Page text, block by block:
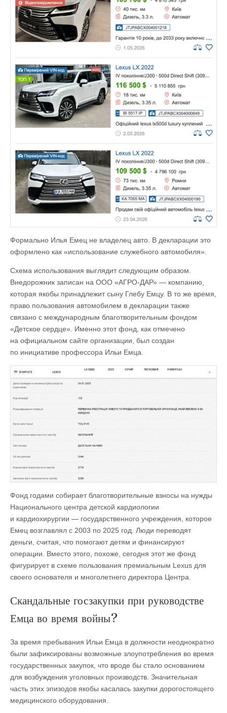
Формально Илья Емец не владелец авто. В декларации это
оформлено как «использование служебного автомобиля».
Схема использования выглядит следующим образом.
Внедорожник записан на ООО «АГРО-ДАР» — компанию,
которая якобы принадлежит сыну Глебу Емцу. В то же время,
право пользования автомобилем в декларации также
связано с международным благотворительным фондом
«Детское сердце». Именно этот фонд, как отмечено
на официальном сайте организации, был создан
по инициативе профессора Ильи Емца.
Фонд годами собирает благотворительные взносы на нужды
Национального центра детской кардиологии
и кардиохирургии — государственного учреждения, которое
Емец возглавлял с 2003 по 2025 год. Люди переводят
деньги, считая, что помогают детям и финансируют
операции. Вместо этого, похоже, сегодня этот же фонд
фигурирует в схеме пользования премиальным Lexus для
своего основателя и многолетнего директора Центра.
Скандальные госзакупки при руководстве
Емца во время войны?
За время пребывания Ильи Емца в должности неоднократно
были зафиксированы возможные злоупотребления во время
государственных закупок, что вроде бы стало основанием
для возбуждения уголовных производств. Значительная
часть этих эпизодов якобы касалась закупки дорогостоящего
медицинского оборудования.